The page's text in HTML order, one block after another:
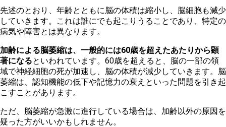
先述のとおり、年齢とともに脳の体積は縮小し、脳細胞も減少
していきます。これは誰にでも起こりうることであり、特定の
病気や障害とは異なります。
加齢による脳萎縮は、一般的には60歳を超えたあたりから顕
著になるといわれています。60歳を超えると、脳の一部の領
域で神経細胞の死が加速し、脳の体積が減少していきます。脳
萎縮は、認知機能の低下や記憶力の衰えといった問題を引き起
こすことがあります。
ただ、脳萎縮が急激に進行している場合は、加齢以外の原因を
疑った方がいいかもしれません。